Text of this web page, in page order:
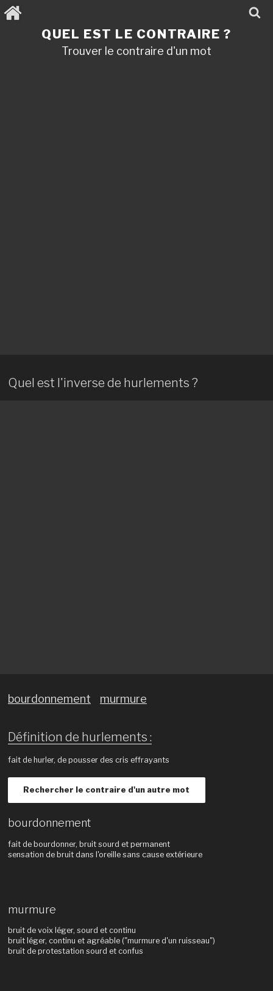
Aller
au
QUEL EST LE CONTRAIRE ?
Trouver le contraire d'un mot
Quel est l'inverse de hurlements ?
bourdonnement murmure
Définition de hurlements :
fait de hurler, de pousser des cris effrayants
Rechercher le contraire d'un autre mot
bourdonnement
fait de bourdonner, bruit sourd et permanent
sensation de bruit dans l'oreille sans cause extérieure
murmure
bruit de voix léger, sourd et continu
bruit léger, continu et agréable ("murmure d'un ruisseau")
bruit de protestation sourd et confus